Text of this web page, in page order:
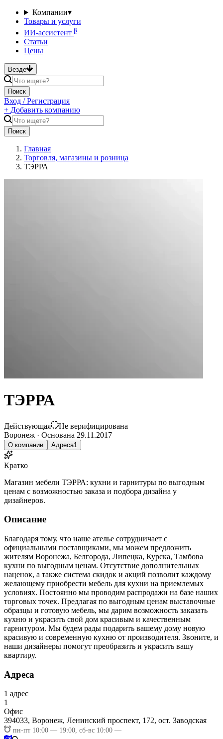
Компании▾
Товары и услуги
ИИ-ассистент β
Статьи
Цены
Везде
Поиск
Вход / Регистрация
+ Добавить компанию
Поиск
Главная
Торговля, магазины и розница
ТЭРРА
ТЭРРА
Действующая
Не верифицирована
Воронеж · Основана 29.11.2017
О компании Адреса1
Кратко
Магазин мебели ТЭРРА: кухни и гарнитуры по выгодным
ценам с возможностью заказа и подбора дизайна у
дизайнеров.
Описание
Благодаря тому, что наше ателье сотрудничает с
официальными поставщиками, мы можем предложить
жителям Воронежа, Белгорода, Липецка, Курска, Тамбова
кухни по выгодным ценам. Отсутствие дополнительных
наценок, а также система скидок и акций позволит каждому
желающему приобрести мебель для кухни на приемлемых
условиях. Постоянно мы проводим распродажи на базе наших
торговых точек. Предлагая по выгодным ценам выставочные
образцы и готовую мебель, мы дарим возможность заказать
кухню и украсить свой дом красивым и качественным
гарнитуром. Мы будем рады подарить вашему дому новую
красивую и современную кухню от производителя. Звоните, и
наши дизайнеры помогут преобразить и украсить вашу
квартиру.
Адреса
1 адрес
1
Офис
394033, Воронеж, Ленинский проспект, 172, ост. Заводская
пн-пт 10:00 — 19:00, сб-вс 10:00 —